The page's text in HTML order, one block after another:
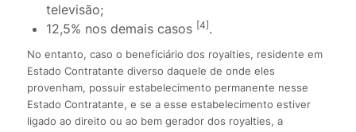
televisão;
12,5% nos demais casos [4] .
No entanto, caso o beneficiário dos royalties, residente em
Estado Contratante diverso daquele de onde eles
provenham, possuir estabelecimento permanente nesse
Estado Contratante, e se a esse estabelecimento estiver
ligado ao direito ou ao bem gerador dos royalties, a